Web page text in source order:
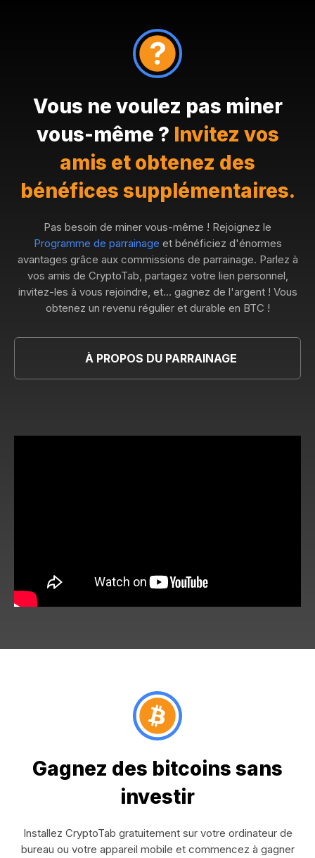
Vous ne voulez pas miner
vous-même ? Invitez vos
amis et obtenez des
bénéfices supplémentaires.
Pas besoin de miner vous-même ! Rejoignez le
Programme de parrainage et bénéficiez d'énormes
avantages grâce aux commissions de parrainage. Parlez à
vos amis de CryptoTab, partagez votre lien personnel,
invitez-les à vous rejoindre, et… gagnez de l'argent ! Vous
obtenez un revenu régulier et durable en BTC !
À PROPOS DU PARRAINAGE
Gagnez des bitcoins sans
investir
Installez CryptoTab gratuitement sur votre ordinateur de
bureau ou votre appareil mobile et commencez à gagner